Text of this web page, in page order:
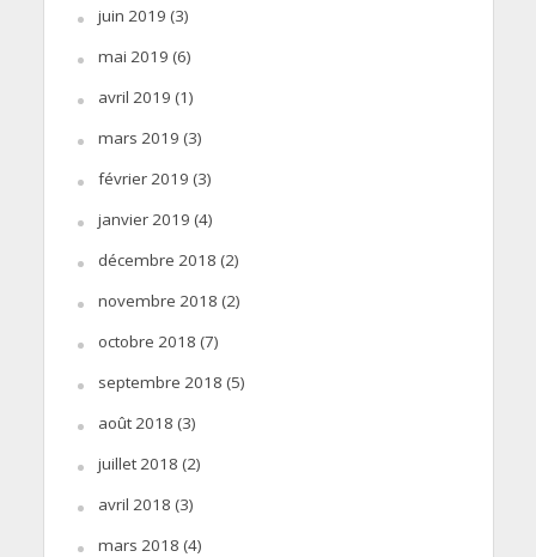
juin 2019 (3)
mai 2019 (6)
avril 2019 (1)
mars 2019 (3)
février 2019 (3)
janvier 2019 (4)
décembre 2018 (2)
novembre 2018 (2)
octobre 2018 (7)
septembre 2018 (5)
août 2018 (3)
juillet 2018 (2)
avril 2018 (3)
mars 2018 (4)